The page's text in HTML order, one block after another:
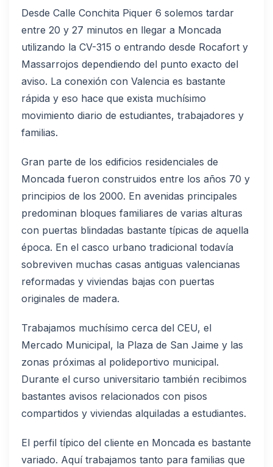
Desde Calle Conchita Piquer 6 solemos tardar
entre 20 y 27 minutos en llegar a Moncada
utilizando la CV-315 o entrando desde Rocafort y
Massarrojos dependiendo del punto exacto del
aviso. La conexión con Valencia es bastante
rápida y eso hace que exista muchísimo
movimiento diario de estudiantes, trabajadores y
familias.
Gran parte de los edificios residenciales de
Moncada fueron construidos entre los años 70 y
principios de los 2000. En avenidas principales
predominan bloques familiares de varias alturas
con puertas blindadas bastante típicas de aquella
época. En el casco urbano tradicional todavía
sobreviven muchas casas antiguas valencianas
reformadas y viviendas bajas con puertas
originales de madera.
Trabajamos muchísimo cerca del CEU, el
Mercado Municipal, la Plaza de San Jaime y las
zonas próximas al polideportivo municipal.
Durante el curso universitario también recibimos
bastantes avisos relacionados con pisos
compartidos y viviendas alquiladas a estudiantes.
El perfil típico del cliente en Moncada es bastante
variado. Aquí trabajamos tanto para familias que